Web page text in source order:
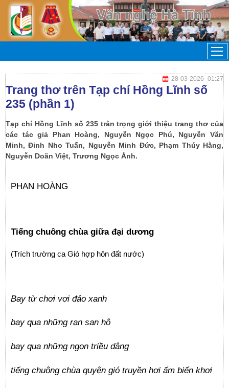
28-03-2026- 01:27
Trang thơ trên Tạp chí Hồng Lĩnh số
235 (phần 1)
Tạp chí Hồng Lĩnh số 235 trân trọng giới thiệu trang thơ của
các tác giả Phan Hoàng, Nguyễn Ngọc Phú, Nguyễn Văn
Minh, Đinh Nho Tuấn, Nguyễn Minh Đức, Phạm Thúy Hằng,
Nguyễn Doãn Việt, Trương Ngọc Ánh.
PHAN HOÀNG
Tiếng chuông chùa giữa đại dương
(Trích trường ca Gió hợp hôn đất nước)
Bay từ chơi vơi đảo xanh
bay qua những rạn san hô
bay qua những ngọn triều dâng
tiếng chuông chùa quyện gió truyền hơi ấm biển khơi